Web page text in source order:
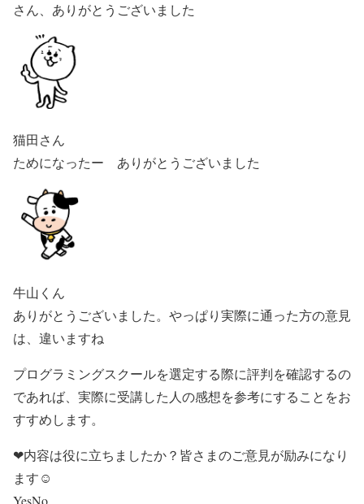
さん、ありがとうございました
猫田さん
ためになったー ありがとうございました
牛山くん
ありがとうございました。やっぱり実際に通った方の意見
は、違いますね
プログラミングスクールを選定する際に評判を確認するの
であれば、実際に受講した人の感想を参考にすることをお
すすめします。
❤内容は役に立ちましたか？皆さまのご意見が励みになり
ます☺
YesNo